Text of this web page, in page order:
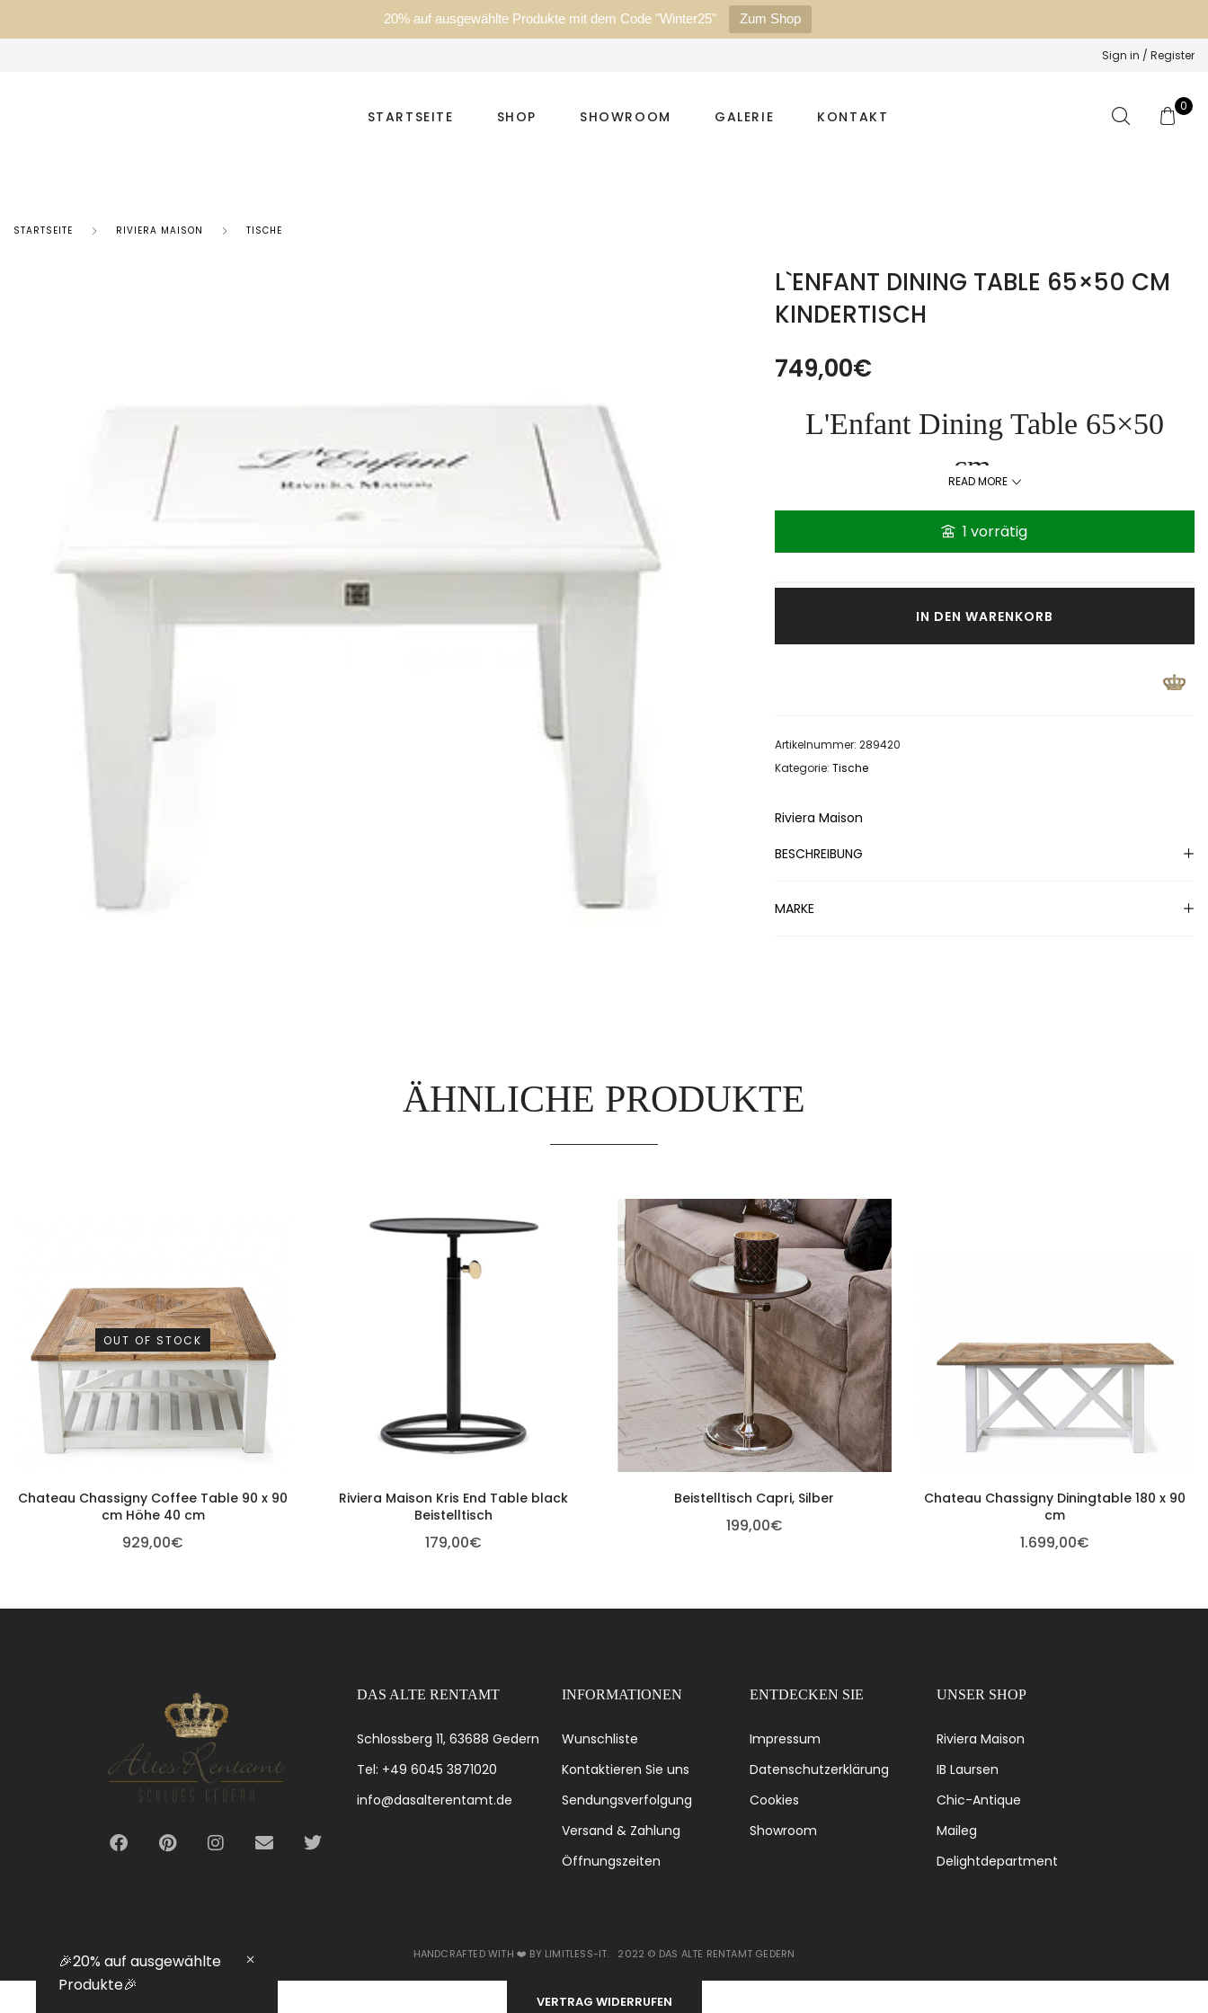
20% auf ausgewählte Produkte mit dem Code "Winter25" Zum Shop
🎉20% auf ausgewählte
Produkte🎉
Sign in / Register
STARTSEITE SHOP SHOWROOM GALERIE KONTAKT
0
STARTSEITE RIVIERA MAISON TISCHE
L`ENFANT DINING TABLE 65×50 CM
KINDERTISCH
749,00€
L'Enfant Dining Table 65×50
cm
READ MORE
1 vorrätig
IN DEN WARENKORB
Artikelnummer: 289420
Kategorie: Tische
Riviera Maison
BESCHREIBUNG
MARKE
ÄHNLICHE PRODUKTE
OUT OF STOCK
Chateau Chassigny Coffee Table 90 x 90
cm Höhe 40 cm
929,00€
Riviera Maison Kris End Table black
Beistelltisch
179,00€
Beistelltisch Capri, Silber
199,00€
Chateau Chassigny Diningtable 180 x 90
cm
1.699,00€
DAS ALTE RENTAMT
Schlossberg 11, 63688 Gedern
Tel: +49 6045 3871020
info@dasalterentamt.de
INFORMATIONEN
Wunschliste
Kontaktieren Sie uns
Sendungsverfolgung
Versand & Zahlung
Öffnungszeiten
ENTDECKEN SIE
Impressum
Datenschutzerklärung
Cookies
Showroom
UNSER SHOP
Riviera Maison
IB Laursen
Chic-Antique
Maileg
Delightdepartment
HANDCRAFTED WITH ❤️ BY LIMITLESS-IT. 2022 © DAS ALTE RENTAMT GEDERN
VERTRAG WIDERRUFEN